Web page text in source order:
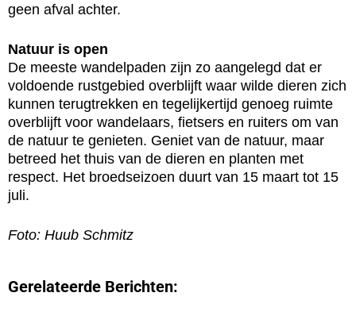
geen afval achter.
Natuur is open
De meeste wandelpaden zijn zo aangelegd dat er
voldoende rustgebied overblijft waar wilde dieren zich
kunnen terugtrekken en tegelijkertijd genoeg ruimte
overblijft voor wandelaars, fietsers en ruiters om van
de natuur te genieten. Geniet van de natuur, maar
betreed het thuis van de dieren en planten met
respect. Het broedseizoen duurt van 15 maart tot 15
juli.
Foto: Huub Schmitz
Gerelateerde Berichten: